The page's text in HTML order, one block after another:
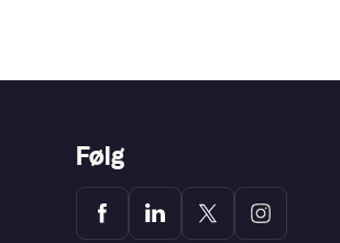
Følg